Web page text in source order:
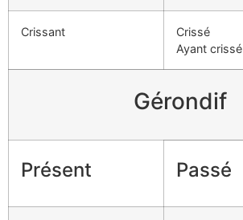
Crissant
Crissé
Ayant crissé
Gérondif
Présent Passé